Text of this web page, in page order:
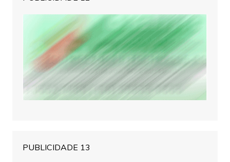
PUBLICIDADE 13